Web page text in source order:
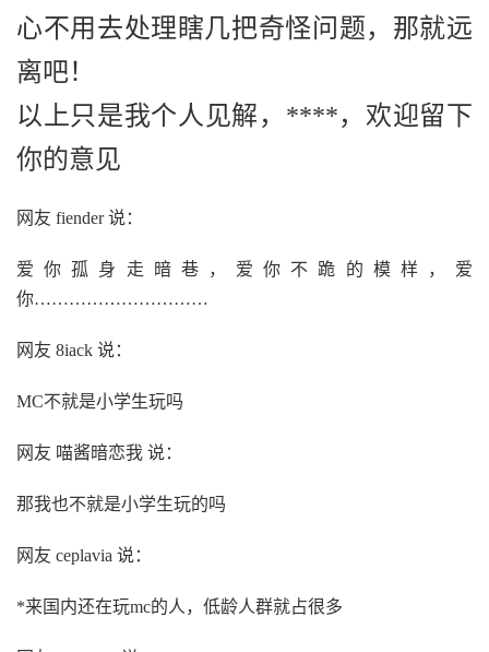
心不用去处理瞎几把奇怪问题，那就远
离吧！
以上只是我个人见解，****，欢迎留下
你的意见
网友 fiender 说：
爱你孤身走暗巷，爱你不跪的模样，爱
你…………………………
网友 8iack 说：
MC不就是小学生玩吗
网友 喵酱暗恋我 说：
那我也不就是小学生玩的吗
网友 ceplavia 说：
*来国内还在玩mc的人，低龄人群就占很多